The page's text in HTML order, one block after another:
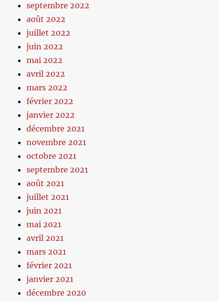
septembre 2022
août 2022
juillet 2022
juin 2022
mai 2022
avril 2022
mars 2022
février 2022
janvier 2022
décembre 2021
novembre 2021
octobre 2021
septembre 2021
août 2021
juillet 2021
juin 2021
mai 2021
avril 2021
mars 2021
février 2021
janvier 2021
décembre 2020